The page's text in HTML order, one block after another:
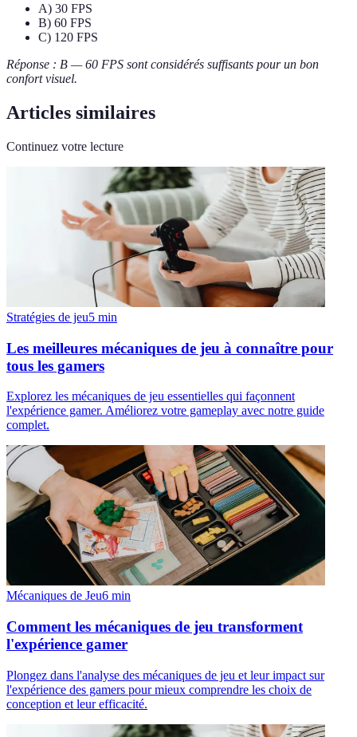
A) 30 FPS
B) 60 FPS
C) 120 FPS
Réponse : B — 60 FPS sont considérés suffisants pour un bon
confort visuel.
Articles similaires
Continuez votre lecture
Stratégies de jeu5 min
Les meilleures mécaniques de jeu à connaître pour
tous les gamers
Explorez les mécaniques de jeu essentielles qui façonnent
l'expérience gamer. Améliorez votre gameplay avec notre guide
complet.
Mécaniques de Jeu6 min
Comment les mécaniques de jeu transforment
l'expérience gamer
Plongez dans l'analyse des mécaniques de jeu et leur impact sur
l'expérience des gamers pour mieux comprendre les choix de
conception et leur efficacité.